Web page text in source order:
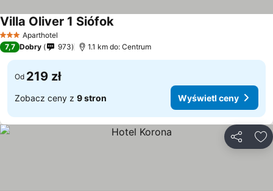
3 KategoriaAparthotel
Villa Oliver 1 Siófok
7,7 Dobry 973 1.1 km do: Centrum
Od 219 zł
Zobacz ceny z 9 stron Wyświetl ceny